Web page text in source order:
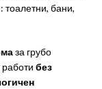
тоалетни, бани,
за грубо
без